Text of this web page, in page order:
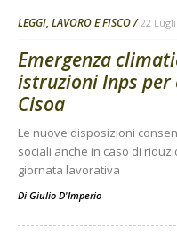
LEGGI, LAVORO E FISCO 22
Emergenza
istruzioni Inps
Cisoa
Le nuove disposizioni
sociali anche in caso di
giornata lavorativa
Di Giulio D'Imperio